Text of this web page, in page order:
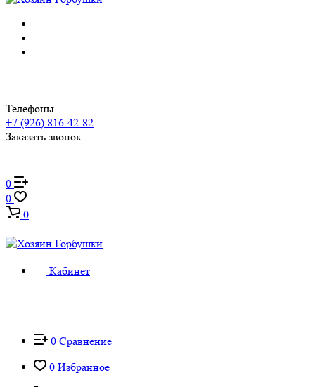
Телефоны
+7 (926) 816-42-82
Заказать звонок
0
0
0
Кабинет
0 Сравнение
0 Избранное